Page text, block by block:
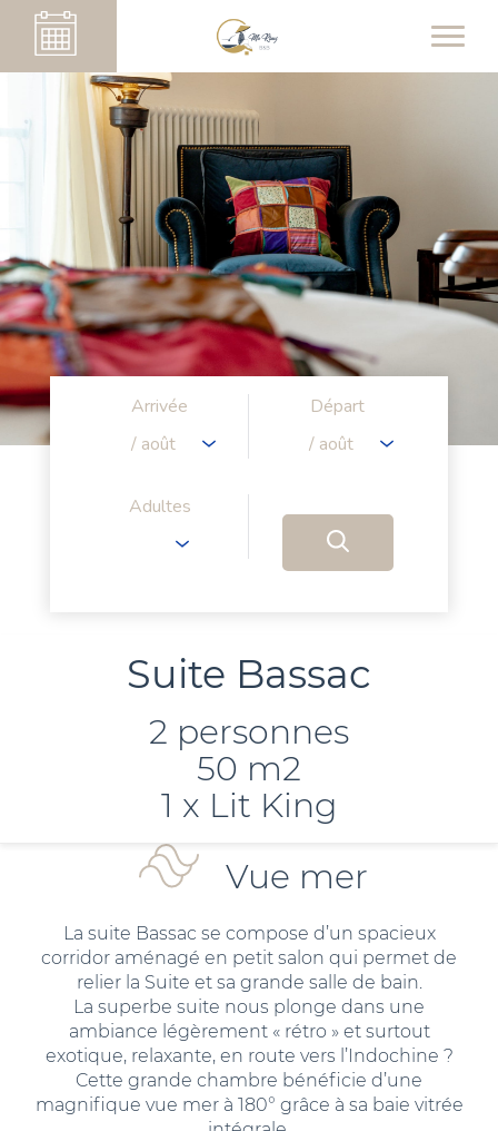
Arrivée
/ août
Départ
/ août
Adultes
Suite Bassac
2 personnes
50 m2
1 x Lit King
Vue mer
La suite Bassac se compose d’un spacieux
corridor aménagé en petit salon qui permet de
relier la Suite et sa grande salle de bain.
La superbe suite nous plonge dans une
ambiance légèrement « rétro » et surtout
exotique, relaxante, en route vers l’Indochine ?
Cette grande chambre bénéficie d’une
magnifique vue mer à 180° grâce à sa baie vitrée